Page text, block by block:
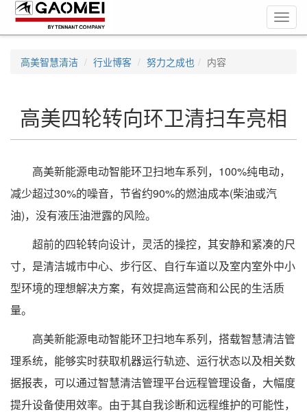
高美智慧清洁 行业博客 努力之成也 内容
高美四轮转向环卫清扫车亮相
高美新能源电动智能环卫扫地车系列，100%纯电动，
减少超过30%的噪音，节省约90%的燃油成本(柴油或汽
油)，没有液压油泄露的风险。
超前的四轮转向设计，灵活的操控，其安静和紧凑的尺
寸，是清洁城市中心、步行区、自行车道以及室内室外中小
型环境的理想解决方案，有效提高运营商和公民的生活质
量。
高美新能源电动智能环卫扫地车系列，搭载智慧清洁管
理系统，能够实时获取机器运行轨迹、运行状态以及相关数
据报表，可以通过智慧清洁管理平台远程管理设备，大幅度
提升设备使用效率。由于其自我诊断和远程维护的可能性，